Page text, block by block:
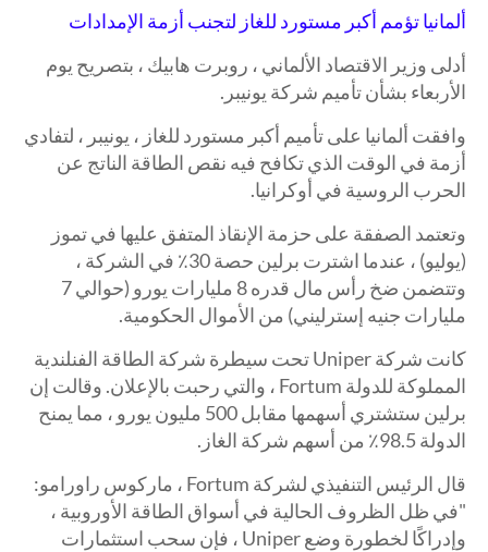
ألمانيا تؤمم أكبر مستورد للغاز لتجنب أزمة الإمدادات
أدلى وزير الاقتصاد الألماني ، روبرت هابيك ، بتصريح يوم
الأربعاء بشأن تأميم شركة يونيبر.
وافقت ألمانيا على تأميم أكبر مستورد للغاز ، يونيبر ، لتفادي
أزمة في الوقت الذي تكافح فيه نقص الطاقة الناتج عن
الحرب الروسية في أوكرانيا.
وتعتمد الصفقة على حزمة الإنقاذ المتفق عليها في تموز
(يوليو) ، عندما اشترت برلين حصة 30٪ في الشركة ،
وتتضمن ضخ رأس مال قدره 8 مليارات يورو (حوالي 7
مليارات جنيه إسترليني) من الأموال الحكومية.
كانت شركة Uniper تحت سيطرة شركة الطاقة الفنلندية
المملوكة للدولة Fortum ، والتي رحبت بالإعلان. وقالت إن
برلين ستشتري أسهمها مقابل 500 مليون يورو ، مما يمنح
الدولة 98.5٪ من أسهم شركة الغاز.
قال الرئيس التنفيذي لشركة Fortum ، ماركوس راورامو:
"في ظل الظروف الحالية في أسواق الطاقة الأوروبية ،
وإدراكًا لخطورة وضع Uniper ، فإن سحب استثمارات